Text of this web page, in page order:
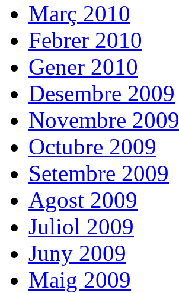
Març 2010
Febrer 2010
Gener 2010
Desembre 2009
Novembre 2009
Octubre 2009
Setembre 2009
Agost 2009
Juliol 2009
Juny 2009
Maig 2009